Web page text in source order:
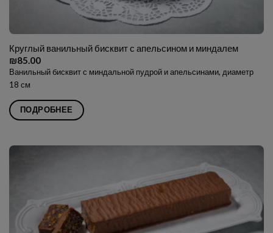
Круглый ванильный бисквит с апельсином и миндалем
₪85.00
Ванильный бисквит с миндальной пудрой и апельсинами, диаметр
18 см
ПОДРОБНЕЕ